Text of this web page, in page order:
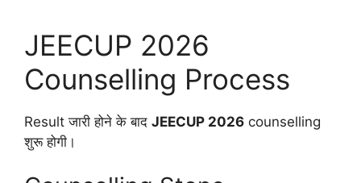
JEECUP 2026
Counselling Process
Result जारी होने के बाद JEECUP 2026 counselling
शुरू होगी।